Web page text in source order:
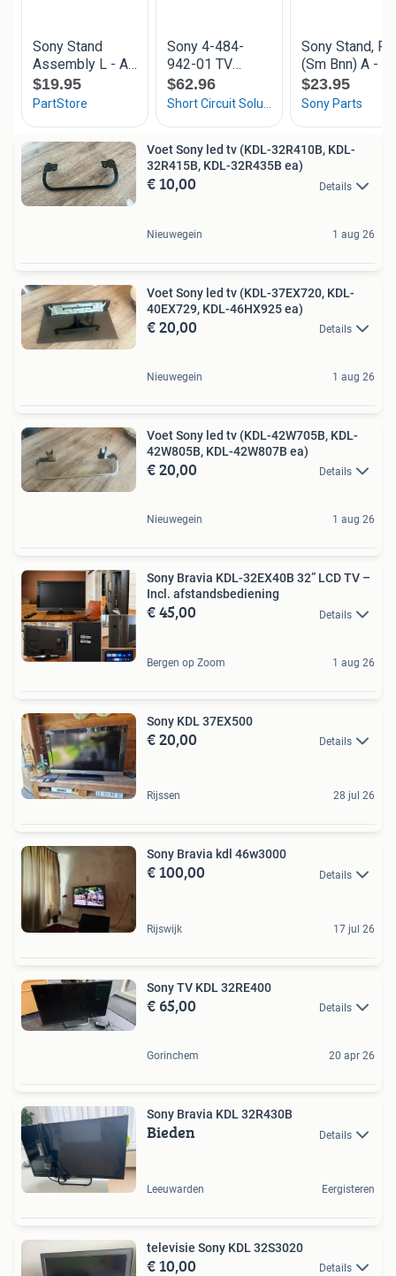
Voet Sony led tv (KDL-32R410B, KDL-
32R415B, KDL-32R435B ea)
€ 10,00 Details
Nieuwegein 1 aug 26
Voet Sony led tv (KDL-37EX720, KDL-
40EX729, KDL-46HX925 ea)
€ 20,00 Details
Nieuwegein 1 aug 26
Voet Sony led tv (KDL-42W705B, KDL-
42W805B, KDL-42W807B ea)
€ 20,00 Details
Nieuwegein 1 aug 26
Sony Bravia KDL-32EX40B 32” LCD TV –
Incl. afstandsbediening
€ 45,00 Details
Bergen op Zoom 1 aug 26
Sony KDL 37EX500
€ 20,00 Details
Rijssen 28 jul 26
Sony Bravia kdl 46w3000
€ 100,00 Details
Rijswijk 17 jul 26
Sony TV KDL 32RE400
€ 65,00 Details
Gorinchem 20 apr 26
Sony Bravia KDL 32R430B
Bieden Details
Leeuwarden Eergisteren
televisie Sony KDL 32S3020
€ 10,00 Details